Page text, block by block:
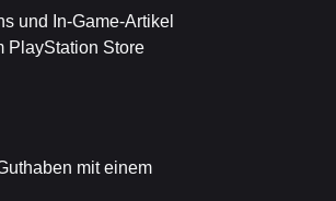
und In-Game-Artikel
PlayStation Store
mit einem